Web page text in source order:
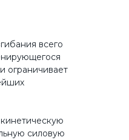
всего
ограничивает
силовую